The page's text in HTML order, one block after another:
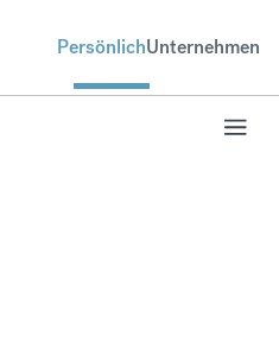
PersönlichUnternehmen